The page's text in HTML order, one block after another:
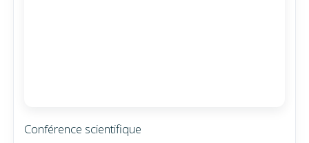
Conférence scientifique